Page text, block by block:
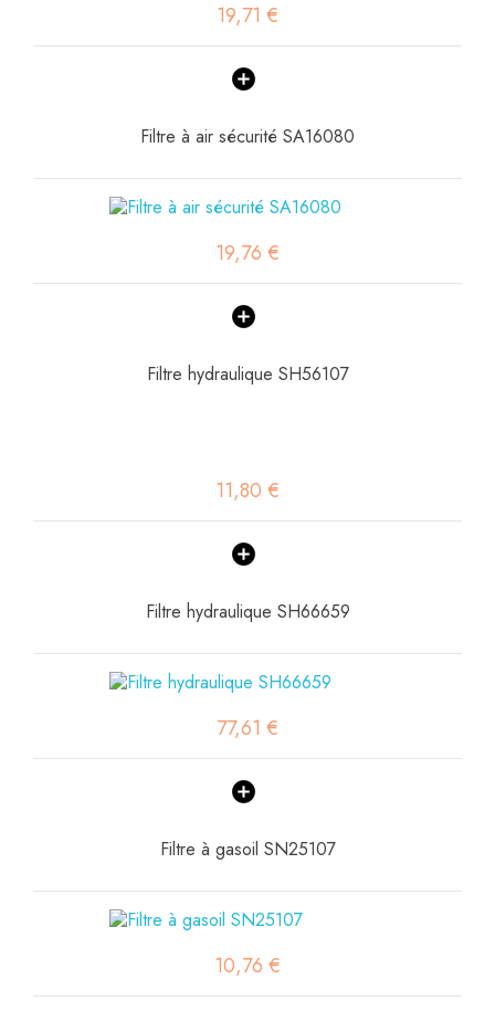
19,71 €
Filtre à air sécurité SA16080
19,76 €
Filtre hydraulique SH56107
11,80 €
Filtre hydraulique SH66659
77,61 €
Filtre à gasoil SN25107
10,76 €